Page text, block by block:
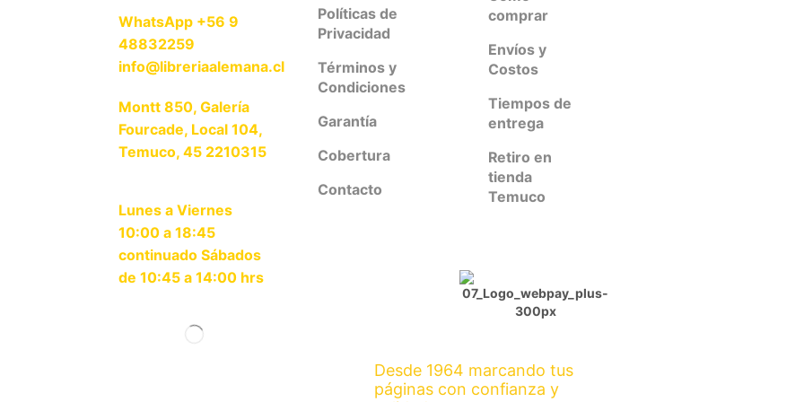
WhatsApp +56 9
48832259
info@libreriaalemana.cl
Montt 850, Galería
Fourcade, Local 104,
Temuco, 45 2210315
Lunes a Viernes
10:00 a 18:45
continuado Sábados
de 10:45 a 14:00 hrs
Políticas de
Privacidad
Términos y
Condiciones
Garantía
Cobertura
Contacto
comprar
Envíos y
Costos
Tiempos de
entrega
Retiro en
tienda
Temuco
Desde 1964 marcando tus
páginas con confianza y